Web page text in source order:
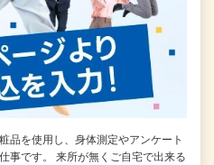
品を使用し、身体測定やアンケート
事です。 来所が無くご自宅で出来る